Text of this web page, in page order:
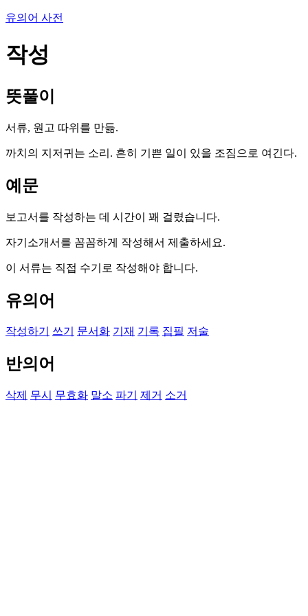
유의어 사전
작성
뜻풀이
서류, 원고 따위를 만듦.
까치의 지저귀는 소리. 흔히 기쁜 일이 있을 조짐으로 여긴다.
예문
보고서를 작성하는 데 시간이 꽤 걸렸습니다.
자기소개서를 꼼꼼하게 작성해서 제출하세요.
이 서류는 직접 수기로 작성해야 합니다.
유의어
작성하기 쓰기 문서화 기재 기록 집필 저술
반의어
삭제 무시 무효화 말소 파기 제거 소거